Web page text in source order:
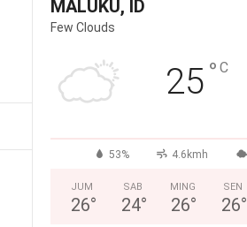
MALUKU, ID
Few Clouds
25 ° C
53% 4.6kmh
JUM
26°
SAB
24°
MING
26°
SEN
26°